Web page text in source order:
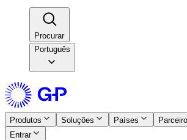
Procurar​​
Português
Produtos​​ Soluções​​ Países​​
Entrar​​